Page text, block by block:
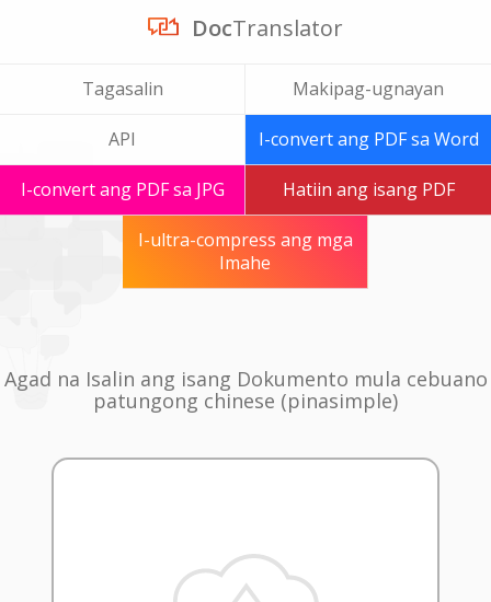
DocTranslator
Tagasalin Makipag-ugnayan
API I-convert ang PDF sa Word
I-convert ang PDF sa JPG Hatiin ang isang PDF
I-ultra-compress ang mga
Imahe
Agad na Isalin ang isang Dokumento mula cebuano
patungong chinese (pinasimple)